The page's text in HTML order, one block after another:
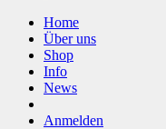
Home
Über uns
Shop
Info
News
Anmelden